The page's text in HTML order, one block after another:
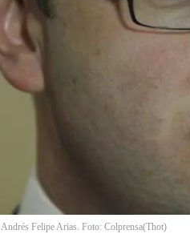
Andrés Felipe Arias. Foto: Colprensa(Thot)